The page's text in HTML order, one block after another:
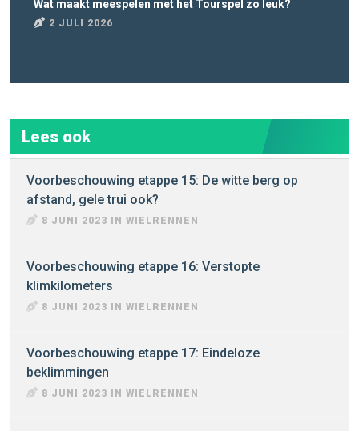
Wat maakt meespelen met het Tourspel zo leuk?
2 JULI 2026
Lees ook
Voorbeschouwing etappe 15: De witte berg op
afstand, gele trui ook?
8 JUNI 2023 IN WIELRENNEN
Voorbeschouwing etappe 16: Verstopte
klimkilometers
8 JUNI 2023 IN WIELRENNEN
Voorbeschouwing etappe 17: Eindeloze
beklimmingen
8 JUNI 2023 IN WIELRENNEN